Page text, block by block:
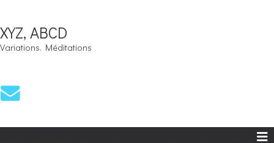
XYZ, ABCD
Variations. Méditations